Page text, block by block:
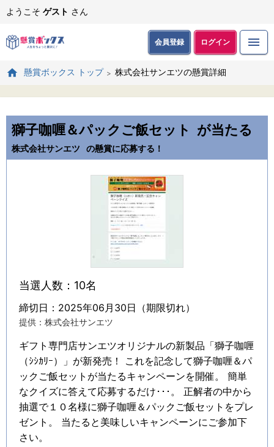
ようこそ ゲスト さん
会員登録 ログイン
懸賞ボックス トップ 株式会社サンエツの懸賞詳細
獅子咖喱＆パックご飯セット が当たる
株式会社サンエツ の懸賞に応募する！
当選人数：10名
締切日：2025年06月30日（期限切れ）
提供：株式会社サンエツ
ギフト専門店サンエツオリジナルの新製品「獅子咖喱
（ｼｼｶﾘｰ）」が新発売！ これを記念して獅子咖喱＆パ
ックご飯セットが当たるキャンペーンを開催。 簡単
なクイズに答えて応募するだけ･･･。 正解者の中から
抽選で１０名様に獅子咖喱＆パックご飯セットをプレ
ゼント。 当たると美味しいキャンペーンにご参加下
さい。